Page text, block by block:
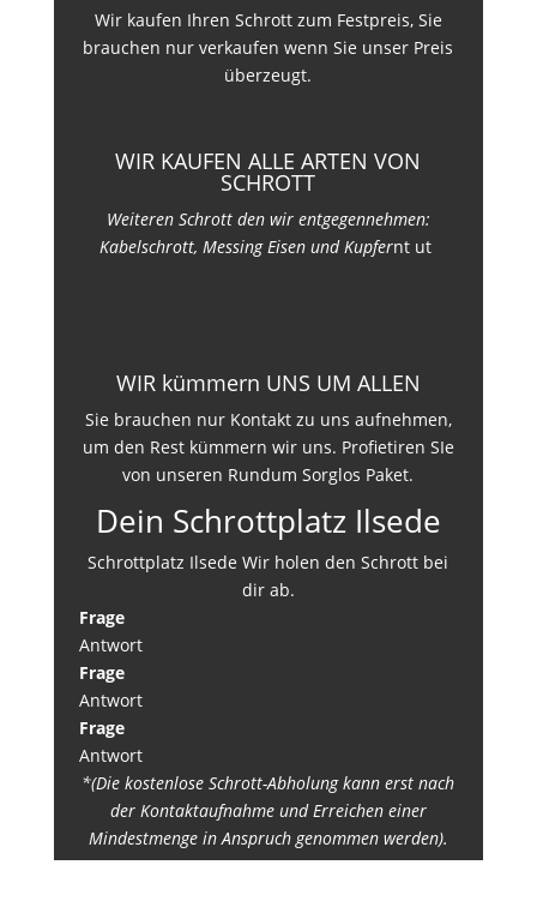
Wir kaufen Ihren Schrott zum Festpreis, Sie
brauchen nur verkaufen wenn Sie unser Preis
überzeugt.
WIR KAUFEN ALLE ARTEN VON
SCHROTT
Weiteren Schrott den wir entgegennehmen:
Kabelschrott, Messing Eisen und Kupfernt ut
WIR kümmern UNS UM ALLEN
Sie brauchen nur Kontakt zu uns aufnehmen,
um den Rest kümmern wir uns. Profietiren SIe
von unseren Rundum Sorglos Paket.
Dein Schrottplatz Ilsede
Schrottplatz Ilsede Wir holen den Schrott bei
dir ab.
Frage
Antwort
Frage
Antwort
Frage
Antwort
*(Die kostenlose Schrott-Abholung kann erst nach
der Kontaktaufnahme und Erreichen einer
Mindestmenge in Anspruch genommen werden).